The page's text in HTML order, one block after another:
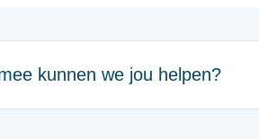
we jou helpen?